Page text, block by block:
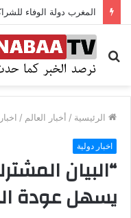
المغرب دولة الوفاء
بحث
عن
الرئيسية / أخبار العالم /
اخبار دولية
“البيان
يسهل عودة